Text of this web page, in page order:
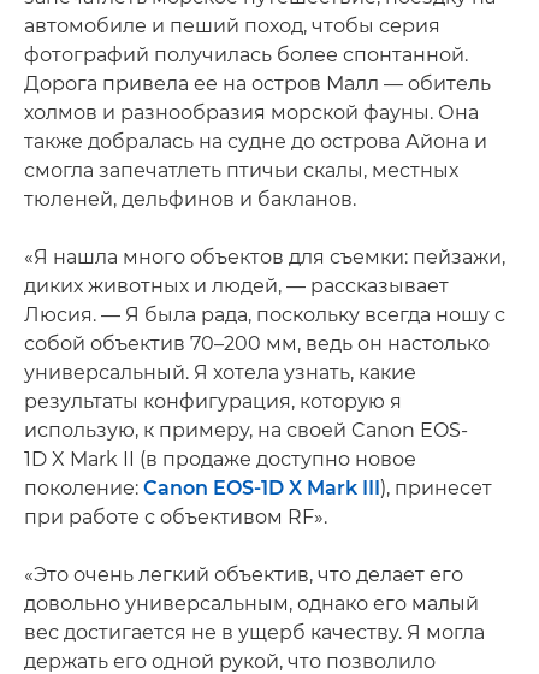
автомобиле и пеший поход, чтобы серия
фотографий получилась более спонтанной.
Дорога привела ее на остров Малл — обитель
холмов и разнообразия морской фауны. Она
также добралась на судне до острова Айона и
смогла запечатлеть птичьи скалы, местных
тюленей, дельфинов и бакланов.
«Я нашла много объектов для съемки: пейзажи,
диких животных и людей, — рассказывает
Люсия. — Я была рада, поскольку всегда ношу с
собой объектив 70–200 мм, ведь он настолько
универсальный. Я хотела узнать, какие
результаты конфигурация, которую я
использую, к примеру, на своей Canon EOS-
1D X Mark II (в продаже доступно новое
поколение: Canon EOS-1D X Mark III), принесет
при работе с объективом RF».
«Это очень легкий объектив, что делает его
довольно универсальным, однако его малый
вес достигается не в ущерб качеству. Я могла
держать его одной рукой, что позволило